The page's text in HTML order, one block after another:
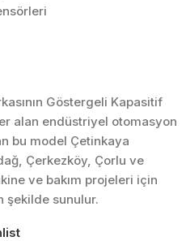
Göstergeli Kapasitif
alan endüstriyel otomasyon
bu model Çetinkaya
Çerkezköy, Çorlu ve
ve bakım projeleri için
şekilde sunulur.